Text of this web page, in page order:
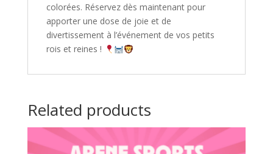
colorées. Réservez dès maintenant pour
apporter une dose de joie et de
divertissement à l’événement de vos petits
rois et reines !
Related products